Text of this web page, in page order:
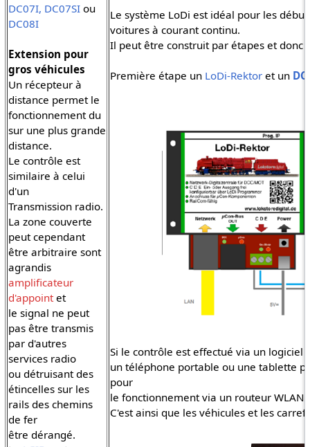
DC07I, DC07SIou
DC08I
Extension pour
gros véhicules
Un récepteur à
distance permet le
fonctionnement du
sur une plus grande
distance.
Le contrôle est
similaire à celui
d'un
Transmission radio.
La zone couverte
peut cependant
être arbitraire sont
agrandis
amplificateur
d'appointet
le signal ne peut
pas être transmis
par d'autres
services radio
ou détruisant des
étincelles sur les
rails des chemins
de fer
être dérangé.
Le système LoDi est idéal pour les
voitures à courant continu.
Il peut être construit par étapes et donc
Première étape un LoDi-Rektoret un
Si le contrôle est effectué via un logiciel
un téléphone portable ou une tablette
pour
le fonctionnement via un routeur WLAN
C'est ainsi que les véhicules et les